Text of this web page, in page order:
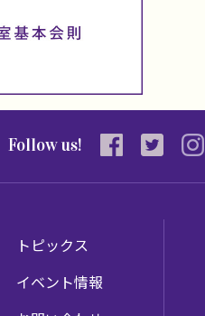
Follow us!
トピックス
イベント情報